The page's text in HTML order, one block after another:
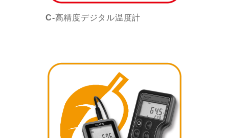
C-高精度デジタル温度計